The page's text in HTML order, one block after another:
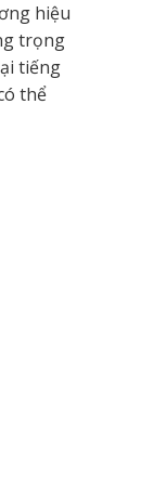
hiệu
trọng
tiếng
thể